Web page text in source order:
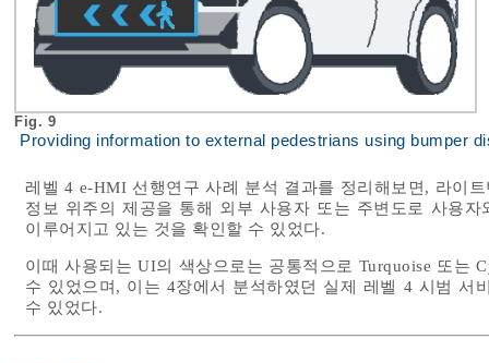
Fig. 9
Providing information to external pedestrians using bumper
레벨 4 e-HMI 선행연구 사례 분석 결과를 정리해보면, 라이
정보 위주의 제공을 통해 외부 사용자 또는 주변도로 사용
이루어지고 있는 것을 확인할 수 있었다.
이때 사용되는 UI의 색상으로는 공통적으로 Turquoise 또는
수 있었으며, 이는 4장에서 분석하였던 실제 레벨 4 시범 서
수 있었다.